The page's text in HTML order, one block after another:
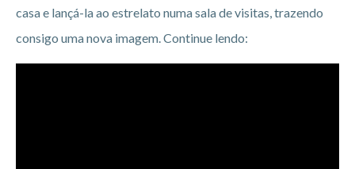
casa e lançá-la ao estrelato numa sala de visitas, trazendo
consigo uma nova imagem. Continue lendo: